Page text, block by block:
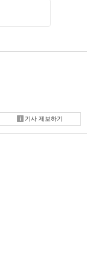
기사 제보하기